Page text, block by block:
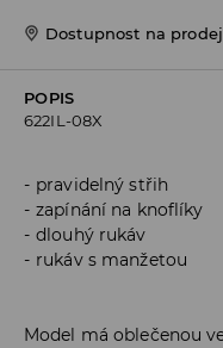
Dostupnost na
POPIS
622IL-08X
pravidelný střih
zapínání na knoflíky
dlouhý rukáv
rukáv s manžetou
Model má oblečenou